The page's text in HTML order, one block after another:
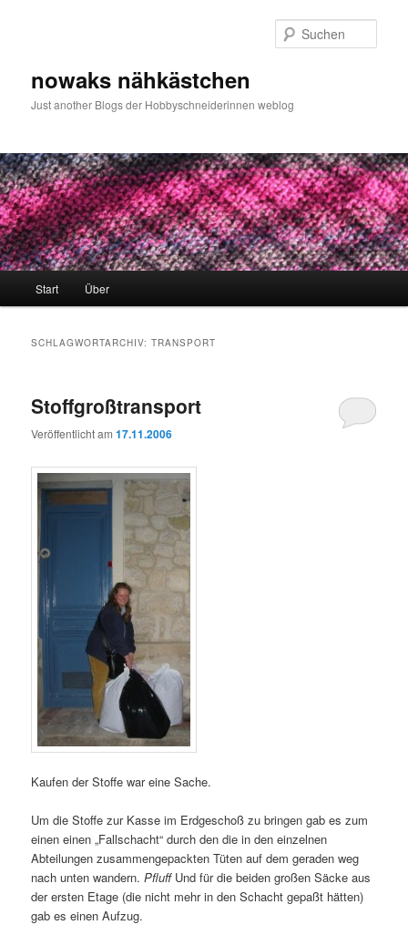
nowaks nähkästchen
Just another Blogs der Hobbyschneiderinnen weblog
Start Über
SCHLAGWORTARCHIV:TRANSPORT
Stoffgroßtransport
Veröffentlicht am17.11.2006
Kaufen der Stoffe war eine Sache.
Um die Stoffe zur Kasse im Erdgeschoß zu bringen gab es zum
einen einen „Fallschacht“ durch den die in den einzelnen
Abteilungen zusammengepackten Tüten auf dem geraden weg
nach unten wandern.PfluffUnd für die beiden großen Säcke aus
der ersten Etage (die nicht mehr in den Schacht gepaßt hätten)
gab es einen Aufzug.